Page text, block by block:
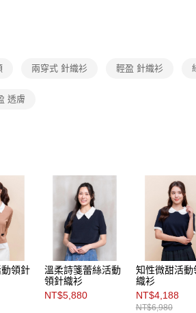
絡購買商品的店家。未經商家同意取消
求債權轉讓予恩沛科技股份有限公司。
２．關於個人資料處理事宜，請瀏覽以下
https://aftee.tw/terms/#terms3
３．未成年的使用者請事先徵得法定代
「AFTEE先享後付」，若未經同意申辦
任。
４．使用「AFTEE先享後付」時，將依
即時審查核予不同之上限額度；若仍有
結果請求用戶進行身份認證。
５．嚴禁一人註冊多個帳號或使用他人
形，恩沛科技股份有限公司將有權停止
7-11取貨付款
離島宅配 (蘭嶼恕不配送)
每筆NT$200，滿NT$8,000(含以上)
付款後門市自取
免運費
兩穿式 針織衫 輕盈 針織衫
透膚
領針
溫柔詩箋蕾絲活動
領針織衫
NT$5,880
知性微甜活動
織衫
NT$4,188
NT$6,980